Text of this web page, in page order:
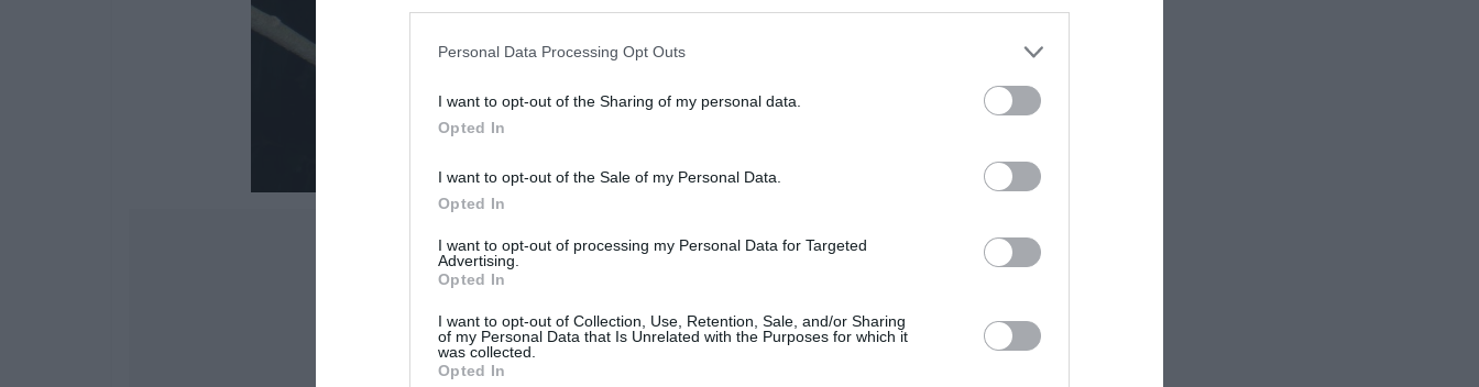
Personal Data Processing Opt Outs
I want to opt-out of the Sharing of my personal data.
Opted In
I want to opt-out of the Sale of my Personal Data.
Opted In
I want to opt-out of processing my Personal Data for Targeted
Advertising.
Opted In
I want to opt-out of Collection, Use, Retention, Sale, and/or Sharing
of my Personal Data that Is Unrelated with the Purposes for which it
was collected.
Opted In